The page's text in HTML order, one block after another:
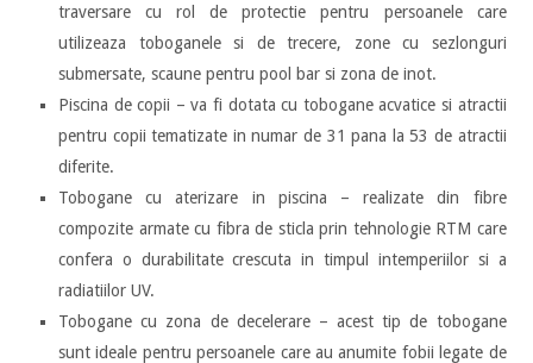
traversare cu rol de protectie pentru persoanele care
utilizeaza toboganele si de trecere, zone cu sezlonguri
submersate, scaune pentru pool bar si zona de inot.
Piscina de copii – va fi dotata cu tobogane acvatice si atractii
pentru copii tematizate in numar de 31 pana la 53 de atractii
diferite.
Tobogane cu aterizare in piscina – realizate din fibre
compozite armate cu fibra de sticla prin tehnologie RTM care
confera o durabilitate crescuta in timpul intemperiilor si a
radiatiilor UV.
Tobogane cu zona de decelerare – acest tip de tobogane
sunt ideale pentru persoanele care au anumite fobii legate de